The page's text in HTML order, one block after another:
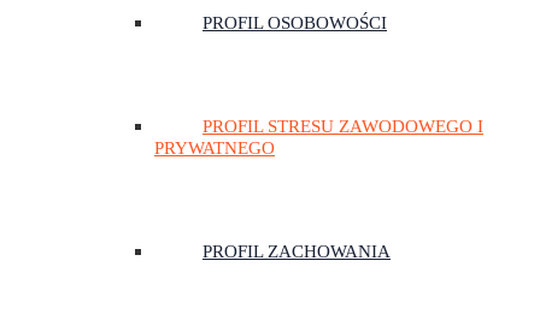
PROFIL OSOBOWOŚCI
PROFIL STRESU ZAWODOWEGO I
PRYWATNEGO
PROFIL ZACHOWANIA